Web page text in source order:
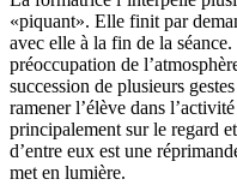
«piquant». Elle finit par
avec elle à la fin de la séance.
préoccupation de
succession de plusieurs
ramener l’élève dans
principalement sur le regard
d’entre eux est une
met en lumière.